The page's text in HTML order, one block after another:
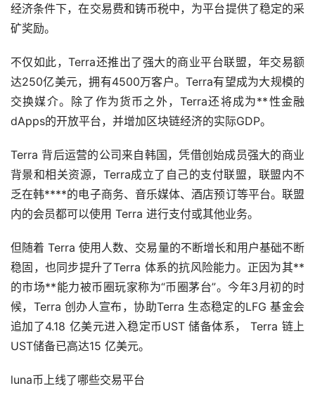
经济条件下，在交易费和铸币税中，为平台提供了稳定的采
矿奖励。
不仅如此，Terra还推出了强大的商业平台联盟，年交易额
达250亿美元，拥有4500万客户。Terra有望成为大规模的
交换媒介。除了作为货币之外，Terra还将成为**性金融
dApps的开放平台，并增加区块链经济的实际GDP。
Terra 背后运营的公司来自韩国，凭借创始成员强大的商业
背景和相关资源，Terra成立了自己的支付联盟，联盟内不
乏在韩****的电子商务、音乐媒体、酒店预订等平台。联盟
内的会员都可以使用 Terra 进行支付或其他业务。
但随着 Terra 使用人数、交易量的不断增长和用户基础不断
稳固，也同步提升了Terra 体系的抗风险能力。正因为其**
的市场**能力被币圈玩家称为“币圈茅台”。今年3月初的时
候，Terra 创办人宣布，协助Terra 生态稳定的LFG基金会
追加了4.18 亿美元进入稳定币UST 储备体系， Terra 链上
UST储备已高达15 亿美元。
luna币上线了哪些交易平台